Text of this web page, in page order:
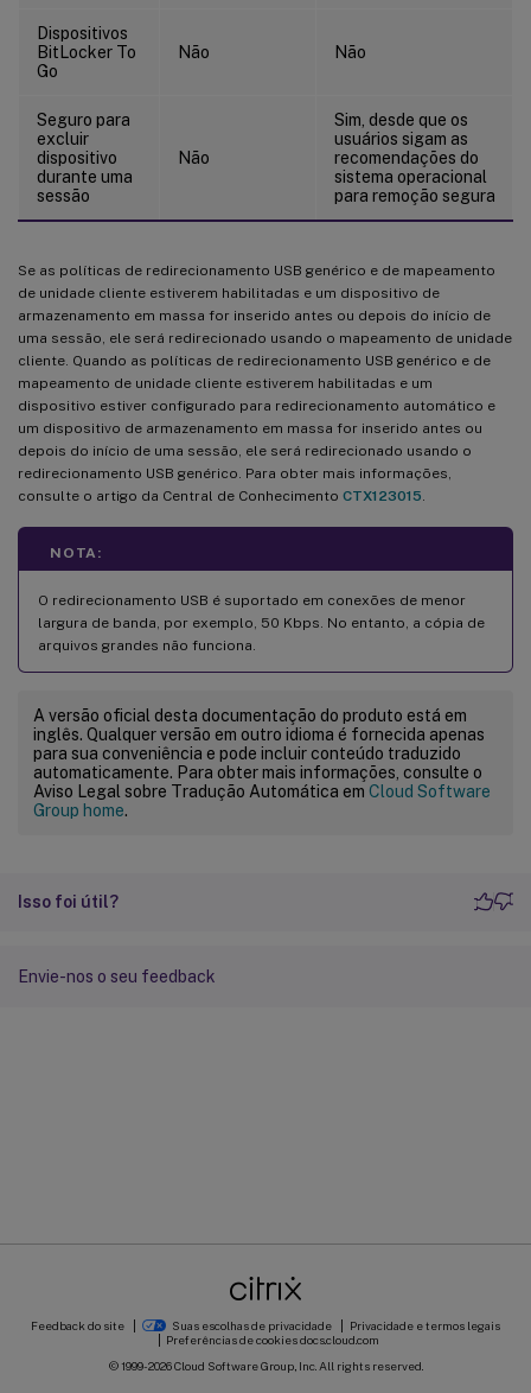
Dispositivos
BitLocker To
Go
Não Não
Seguro para
excluir
dispositivo
durante uma
sessão
Não
Sim, desde que os
usuários sigam as
recomendações do
sistema operacional
para remoção segura
Se as políticas de redirecionamento USB genérico e de mapeamento
de unidade cliente estiverem habilitadas e um dispositivo de
armazenamento em massa for inserido antes ou depois do início de
uma sessão, ele será redirecionado usando o mapeamento de unidade
cliente. Quando as políticas de redirecionamento USB genérico e de
mapeamento de unidade cliente estiverem habilitadas e um
dispositivo estiver configurado para redirecionamento automático e
um dispositivo de armazenamento em massa for inserido antes ou
depois do início de uma sessão, ele será redirecionado usando o
redirecionamento USB genérico. Para obter mais informações,
consulte o artigo da Central de Conhecimento CTX123015
NOTA:
O redirecionamento USB é suportado em conexões de menor
largura de banda, por exemplo, 50 Kbps. No entanto, a cópia de
arquivos grandes não funciona.
A versão oficial desta documentação do produto está em
inglês. Qualquer versão em outro idioma é fornecida apenas
para sua conveniência e pode incluir conteúdo traduzido
automaticamente. Para obter mais informações, consulte o
Aviso Legal sobre Tradução Automática em Cloud Software
Group home.
Isso foi útil?
Envie-nos o seu feedback
Feedback do site Suas escolhas de privacidade
Privacidade e termos legais
Preferências de cookiesdocs.cloud.com
© 1999-2026Cloud Software Group, Inc. All rights reserved.